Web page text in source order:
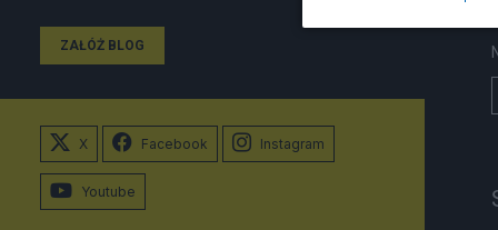
ZAŁÓŻ BLOG
X Facebook Instagram
Youtube